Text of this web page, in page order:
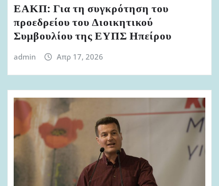
ΕΑΚΠ: Για τη συγκρότηση του
προεδρείου του Διοικητικού
Συμβουλίου της ΕΥΠΣ Ηπείρου
admin Απρ 17, 2026